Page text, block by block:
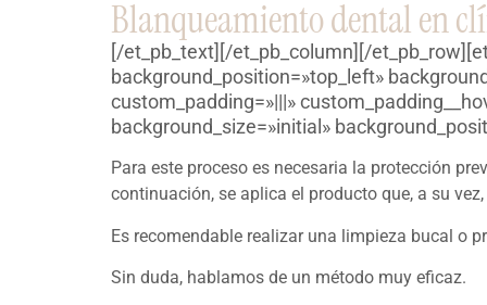
Blanqueamiento dental en
[/et_pb_text][/et_pb_column][/
background_position=»top_left»
custom_padding=»|||»
background_size=»initial»
Para este proceso es necesaria la protección
continuación, se aplica el producto que, a su
Es recomendable realizar una limpieza bucal o
Sin duda, hablamos de un método muy eficaz.